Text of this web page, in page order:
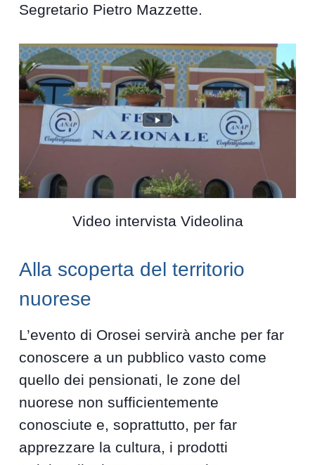
Segretario Pietro Mazzette.
Video intervista Videolina
Alla scoperta del territorio
nuorese
L’evento di Orosei servirà anche per far
conoscere a un pubblico vasto come
quello dei pensionati, le zone del
nuorese non sufficientemente
conosciute e, soprattutto, per far
apprezzare la cultura, i prodotti